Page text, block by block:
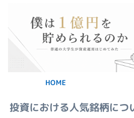
HOME
投資における人気銘柄に